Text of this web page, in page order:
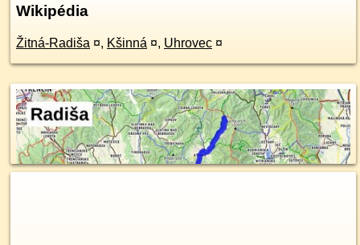
Wikipédia
Žitná-Radiša ¤, Kšinná ¤, Uhrovec ¤